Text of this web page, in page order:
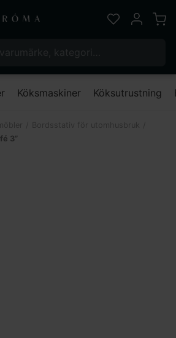
Favoriter
Mitt
Köksmaskiner Köksutrustning
3”